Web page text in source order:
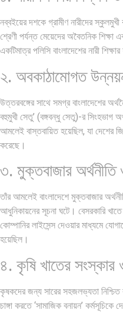
নব্বইয়ের দশকে গ্রামীণ নারীদের
শ্রেণী পর্যন্ত মেয়েদের অবৈতনিক
একটিমাত্র পলিসি বাংলাদেশের নারী
২. অবকাঠামোগত
উত্তরবঙ্গের সাথে সমগ্র বাংলাদেশের
বহুমুখী সেতু’ (বঙ্গবন্ধু সেতু)-র সিংহভাগ
আমলেই বাস্তবায়িত হয়েছিল, যা দেশের
করেছে।
৩. মুক্তবাজার অর্থনীতি
তাঁর আমলেই বাংলাদেশে মুক্তবাজার
আধুনিকায়নের সূচনা ঘটে। বেসরকারি
কোম্পানির লাইসেন্স দেওয়ার মাধ্যমে
হয়েছিল।
৪. কৃষি খাতের সংস্কার
কৃষকদের জন্য সারের সহজলভ্যতা নিশ্চিত
চাঙ্গা করতে ‘সামাজিক বনায়ন’